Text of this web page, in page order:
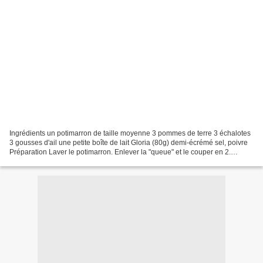
Ingrédients un potimarron de taille moyenne 3 pommes de terre 3 échalotes
3 gousses d'ail une petite boîte de lait Gloria (80g) demi-écrémé sel, poivre
Préparation Laver le potimarron. Enlever la "queue" et le couper en 2.